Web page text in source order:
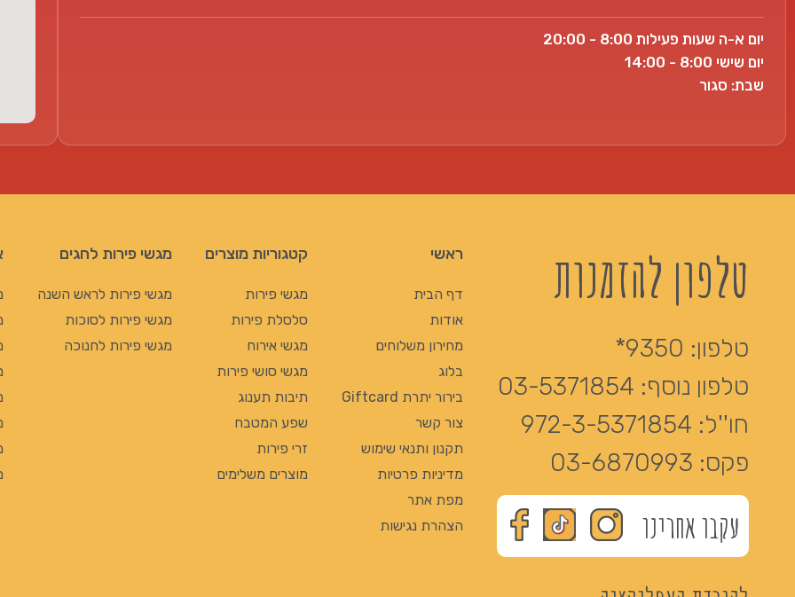
יום א-ה שעות פעילות 8:00 - 20:00
יום שישי 8:00 - 14:00
שבת: סגור
טלפון להזמנות
טלפון: 9350*
טלפון נוסף: 03-5371854
חו''ל: 972-3-5371854
פקס: 03-6870993
עקבו אחרינו
ראשי
דף הבית
אודות
מחירון משלוחים
בלוג
בירור יתרת Giftcard
צור קשר
תקנון ותנאי שימוש
מדיניות פרטיות
מפת אתר
הצהרת נגישות
קטגוריות מוצרים
מגשי פירות
סלסלת פירות
מגשי אירוח
מגשי סושי פירות
תיבות תענוג
שפע המטבח
זרי פירות
מוצרים משלימים
מגשי פירות לחגים
מגשי פירות לראש השנה
מגשי פירות לסוכות
מגשי פירות לחנוכה